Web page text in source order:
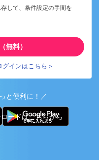
して、条件設定の手間を
無料）
インはこちら＞
と便利に！／
ードはこちらから